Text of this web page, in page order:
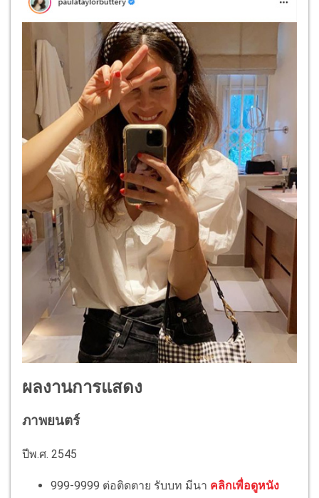
ผลงานการแสดง
ภาพยนตร์
ปีพ.ศ. 2545
999-9999 ต่อติดตาย รับบท มีนา คลิกเพื่อดูหนัง